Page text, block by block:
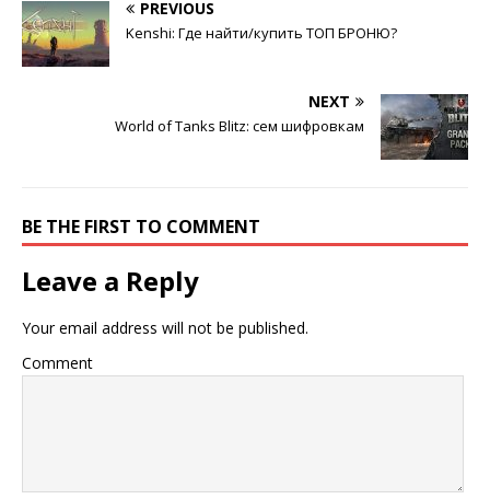
PREVIOUS
Kenshi: Где найти/купить ТОП БРОНЮ?
NEXT
World of Tanks Blitz: сем шифровкам
BE THE FIRST TO COMMENT
Leave a Reply
Your email address will not be published.
Comment